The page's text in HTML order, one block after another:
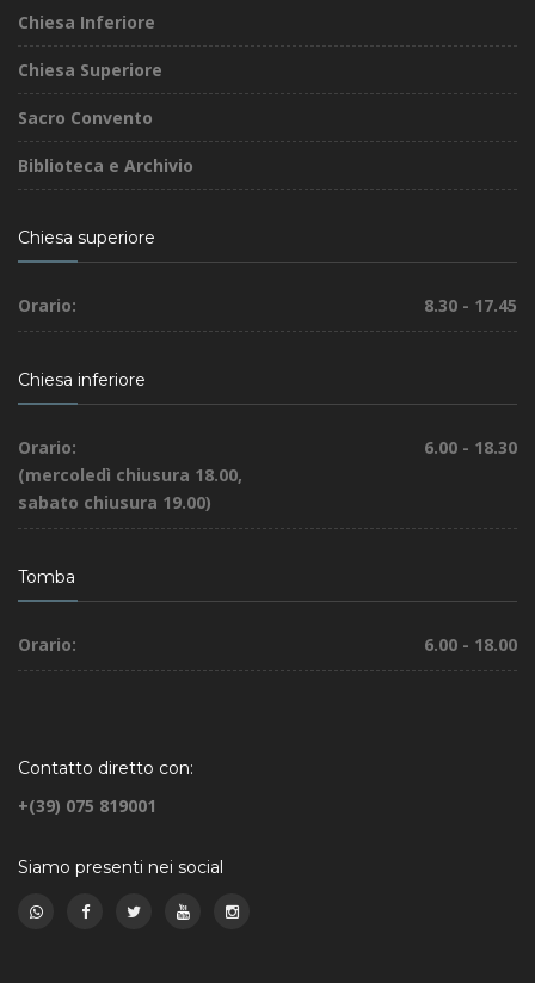
Chiesa Inferiore
Chiesa Superiore
Sacro Convento
Biblioteca e Archivio
Chiesa superiore
Orario: 8.30 - 17.45
Chiesa inferiore
Orario:
6.00 - 18.30
(mercoledì chiusura 18.00,
sabato chiusura 19.00)
Tomba
Orario: 6.00 - 18.00
Contatto diretto con:
+(39) 075 819001
Siamo presenti nei social